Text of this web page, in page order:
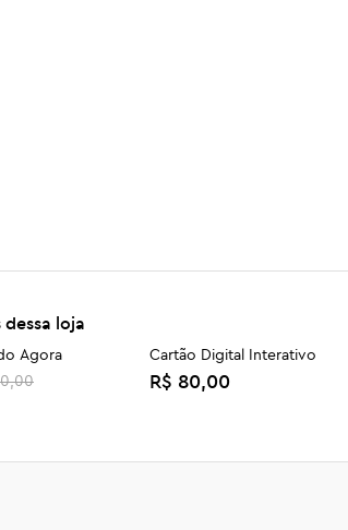
dessa loja
Agora Cartão Digital Interativo
R$ 80,00